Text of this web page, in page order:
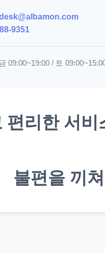
9351
09:00~19:00 / 토
편리한 서
불편을 끼